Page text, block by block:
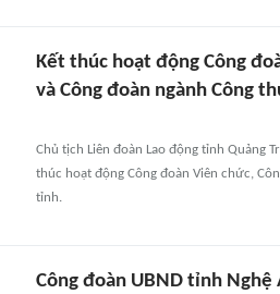
Kết thúc hoạt động Công
và Công đoàn ngành Công
Chủ tịch Liên đoàn Lao động tỉnh Quảng
thúc hoạt động Công đoàn Viên chức,
tỉnh.
Công đoàn UBND tỉnh